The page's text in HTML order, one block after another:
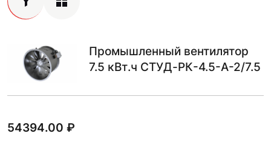
Промышленный вентилятор
7.5 кВт.ч СТУД-РК-4.5-А-2/7.5
54394.00 ₽